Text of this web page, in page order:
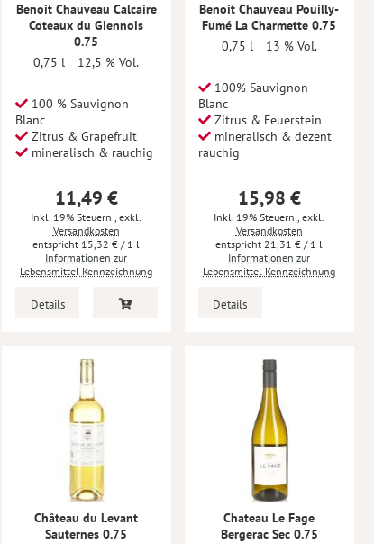
Benoit Chauveau Calcaire
Coteaux du Giennois
0.75
0,75 l
12,5 % Vol.
100 % Sauvignon
Blanc
Zitrus & Grapefruit
mineralisch & rauchig
11,49 €
Inkl. 19% Steuern, exkl.
Versandkosten
15,32 € / 1 l
Informationen zur
Lebensmittel Kennzeichnung
Details
Benoit Chauveau Pouilly-
Fumé La Charmette 0.75
0,75 l
13 % Vol.
100% Sauvignon
Blanc
Zitrus & Feuerstein
mineralisch & dezent
rauchig
15,98 €
Inkl. 19% Steuern, exkl.
Versandkosten
21,31 € / 1 l
Informationen zur
Lebensmittel Kennzeichnung
Details
Château du Levant
Sauternes 0.75
Chateau Le Fage
Bergerac Sec 0.75